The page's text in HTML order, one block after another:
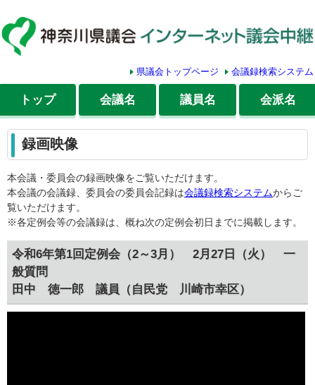
県議会トップページ 会議録検索システム
トップ 会議名 議員名 会派名
録画映像
本会議・委員会の録画映像をご覧いただけます。
本会議の会議録、委員会の委員会記録は会議録検索システムからご
覧いただけます。
※各定例会等の会議録は、概ね次の定例会初日までに掲載します。
令和6年第1回定例会（2～3月） 2月27日（火） 一
般質問
田中 徳一郎 議員（自民党 川崎市幸区）